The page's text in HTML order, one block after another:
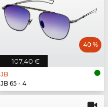
107,40 €
40 %
JB
JB 65 - 4